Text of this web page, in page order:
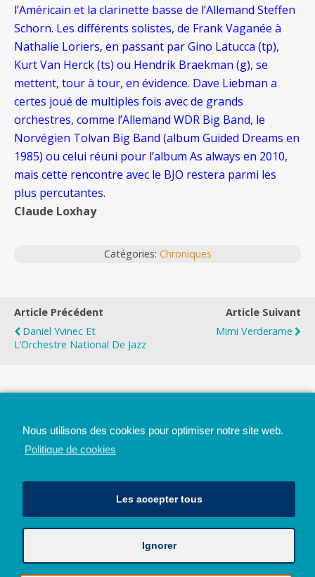
l’Américain et la clarinette basse de l’Allemand Steffen
Schorn. Les différents solistes, de Frank Vaganée à
Nathalie Loriers, en passant par Gino Latucca (tp),
Kurt Van Herck (ts) ou Hendrik Braekman (g), se
mettent, tour à tour, en évidence. Dave Liebman a
certes joué de multiples fois avec de grands
orchestres, comme l’Allemand WDR Big Band, le
Norvégien Tolvan Big Band (album Guided Dreams en
1985) ou celui réuni pour l’album As always en 2010,
mais cette rencontre avec le BJO restera parmi les
plus percutantes.
Claude Loxhay
Catégories: Chroniques
Article Précédent
Daniel Yvinec Et
L’Orchestre National De Jazz
Article Suivant
Mimi Verderame
Avec le soutien de la Province de Liège
Nous utilisons des cookies pour optimiser notre site web.
Politique de cookies
Les accepter tous
Ignorer